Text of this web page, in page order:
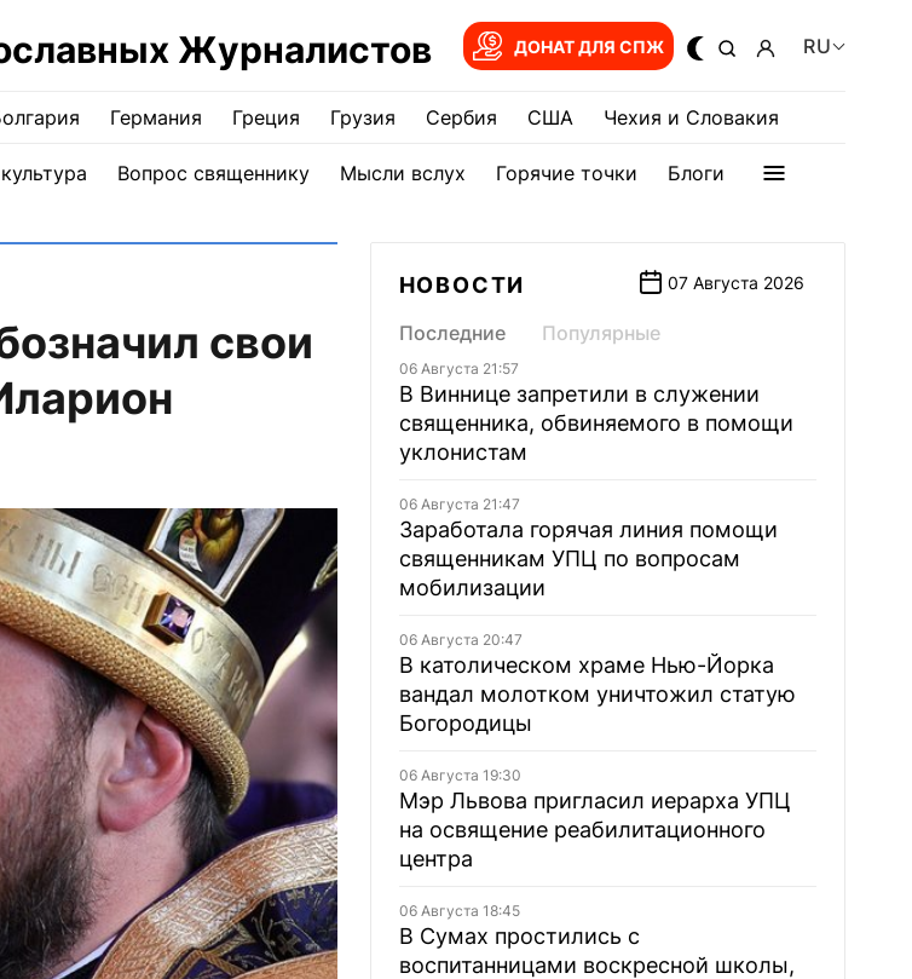
Журналистов ДОНАТ ДЛЯ СПЖ RU
Германия Греция Грузия Сербия США Чехия и Словакия
Вопрос священнику Мысли вслух Горячие точки Блоги
свои
НОВОСТИ 07 Августа 2026
Последние Популярные
06 Августа 21:57
В Виннице запретили в служении
священника, обвиняемого в помощи
уклонистам
06 Августа 21:47
Заработала горячая линия помощи
священникам УПЦ по вопросам
мобилизации
06 Августа 20:47
В католическом храме Нью-Йорка
вандал молотком уничтожил статую
Богородицы
06 Августа 19:30
Мэр Львова пригласил иерарха УПЦ
на освящение реабилитационного
центра
06 Августа 18:45
В Сумах простились с
воспитанницами воскресной школы,